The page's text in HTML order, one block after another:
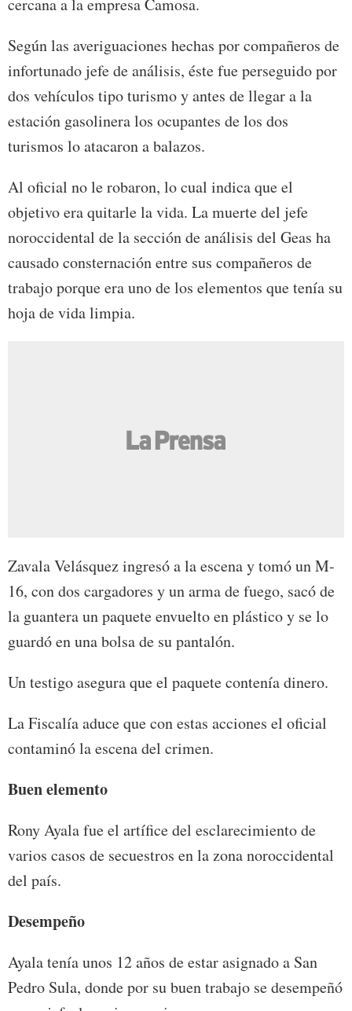
cercana a la empresa Camosa.
Según las averiguaciones hechas por compañeros de
infortunado jefe de análisis, éste fue perseguido por
dos vehículos tipo turismo y antes de llegar a la
estación gasolinera los ocupantes de los dos
turismos lo atacaron a balazos.
Al oficial no le robaron, lo cual indica que el
objetivo era quitarle la vida. La muerte del jefe
noroccidental de la sección de análisis del Geas ha
causado consternación entre sus compañeros de
trabajo porque era uno de los elementos que tenía su
hoja de vida limpia.
Zavala Velásquez ingresó a la escena y tomó un M-
16, con dos cargadores y un arma de fuego, sacó de
la guantera un paquete envuelto en plástico y se lo
guardó en una bolsa de su pantalón.
Un testigo asegura que el paquete contenía dinero.
La Fiscalía aduce que con estas acciones el oficial
contaminó la escena del crimen.
Buen elemento
Rony Ayala fue el artífice del esclarecimiento de
varios casos de secuestros en la zona noroccidental
del país.
Desempeño
Ayala tenía unos 12 años de estar asignado a San
Pedro Sula, donde por su buen trabajo se desempeñó